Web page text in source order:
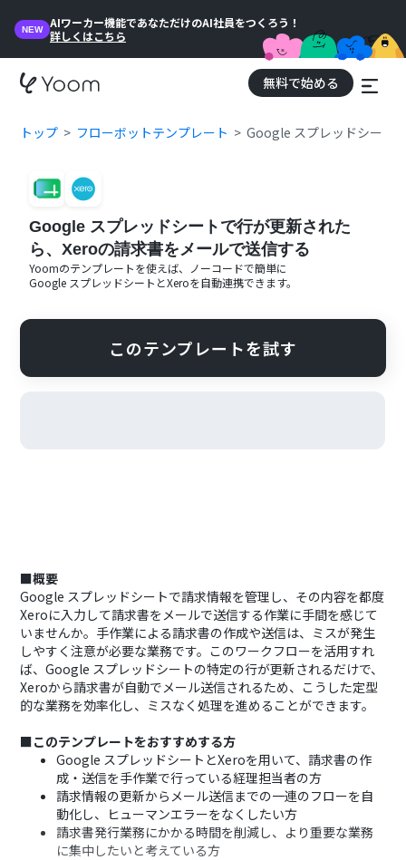
NEW
AIワーカー機能であなただけのAI社員をつくろう！
詳しくはこちら
無料で始める
トップ フローボットテンプレート Google スプレッドシート
Google スプレッドシートで行が更新された
ら、Xeroの請求書をメールで送信する
Yoomのテンプレートを使えば、ノーコードで簡単に
Google スプレッドシート とXeroを自動連携できます。
このテンプレートを試す
■概要
Google スプレッドシートで請求情報を管理し、その内容を都度
Xeroに入力して請求書をメールで送信する作業に手間を感じて
いませんか。手作業による請求書の作成や送信は、ミスが発生
しやすく注意が必要な業務です。このワークフローを活用すれ
ば、Google スプレッドシートの特定の行が更新されるだけで、
Xeroから請求書が自動でメール送信されるため、こうした定型
的な業務を効率化し、ミスなく処理を進めることができます。
■このテンプレートをおすすめする方
Google スプレッドシートとXeroを用いて、請求書の作
成・送信を手作業で行っている経理担当者の方
請求情報の更新からメール送信までの一連のフローを自
動化し、ヒューマンエラーをなくしたい方
請求書発行業務にかかる時間を削減し、より重要な業務
に集中したいと考えている方